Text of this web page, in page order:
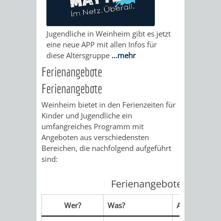
HILFE
MENSCHEN
MIT
BEHINDERUNG
MENSCHEN
MIT
DEMENZ
MIGRANTEN
/
FLÜCHTLINGE
BAUHERREN
BAUHERRENBERATUNG
GRUNDSTÜCKSWERTERMITTLUNG
DENKMALSCHUTZ
DER
UNTEREN
SATZUNGEN
VERKAUF
BAUPLÄTZE
VERKAUF
BERATUNGSERGEBNISSE
/
AUSSCHÜSSE
RATHAUS
BÜRGERMEISTER
ÄMTER
Jugendliche in Weinheim gibt es jetzt
eine neue APP mit allen Infos für
diese Altersgruppe ...mehr
Ferienangebote
Ferienangebote
Weinheim bietet in den Ferienzeiten für
Kinder und Jugendliche ein
umfangreiches Programm mit
Angeboten aus verschiedensten
Bereichen, die nachfolgend aufgeführt
sind:
Ferienangebote
Wer? Was? Adresse